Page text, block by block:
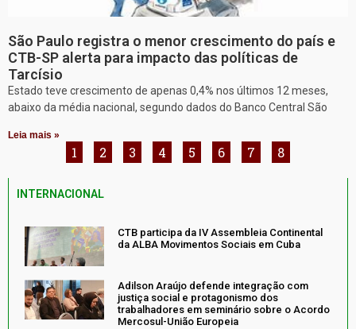
São Paulo registra o menor crescimento do país e
CTB-SP alerta para impacto das políticas de
Tarcísio
Estado teve crescimento de apenas 0,4% nos últimos 12 meses,
abaixo da média nacional, segundo dados do Banco Central São
Leia mais »
1 2 3 4 5 6 7 8
INTERNACIONAL
CTB participa da IV Assembleia Continental
da ALBA Movimentos Sociais em Cuba
Adilson Araújo defende integração com
justiça social e protagonismo dos
trabalhadores em seminário sobre o Acordo
Mercosul-União Europeia